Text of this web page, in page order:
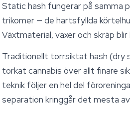
Static hash fungerar på samma
trikomer — de hartsfyllda
Växtmaterial, vaxer och skräp blir
Traditionellt torrsiktat hash (dry
torkat cannabis över allt finare
teknik följer en hel del
separation kringgår det mesta